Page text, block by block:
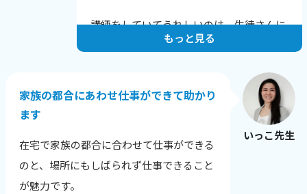
講師をしていてうれしいのは、生徒さんに
上達のコメントをいただいたときです。
「発音が上達し英語が聞きやすくなった
と、他の英会話スクールでほめられまし
た！」
「長文読解の秘伝ルールを伝授いただいた
もっと見る
いっこ先生
家族の都合にあわせ仕事ができて助かり
ます
在宅で家族の都合に合わせて仕事ができる
のと、場所にもしばられず仕事できること
が魅力です。